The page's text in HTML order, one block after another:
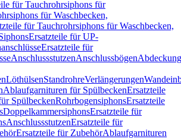
für Tauchrohrsiphons für
für Waschbecken,
für Tauchrohrsiphons für Waschbecken,
Ersatzteile für UP-
Ersatzteile für
AnschlussstutzenAnschlussbögen
LöthülsenStandrohreVerlängerungen
Ablaufgarnituren für SpülbeckenErsatzteile
SpülbeckenRohrbogensiphonsErsatzteile
DoppelkammersiphonsErsatzteile für
AnschlussstutzenErsatzteile für
Ersatzteile für ZubehörAblaufgarnituren